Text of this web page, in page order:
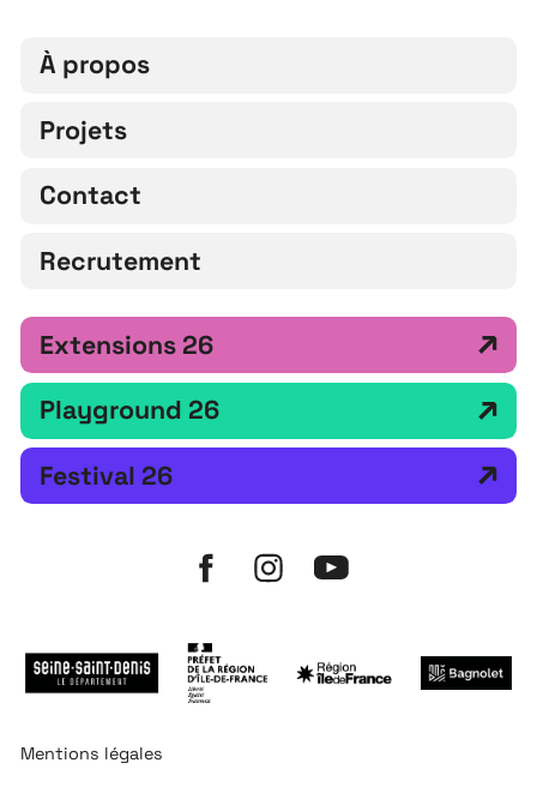
À propos
Projets
Contact
Recrutement
Extensions 26
Playground 26
Festival 26
Mentions légales